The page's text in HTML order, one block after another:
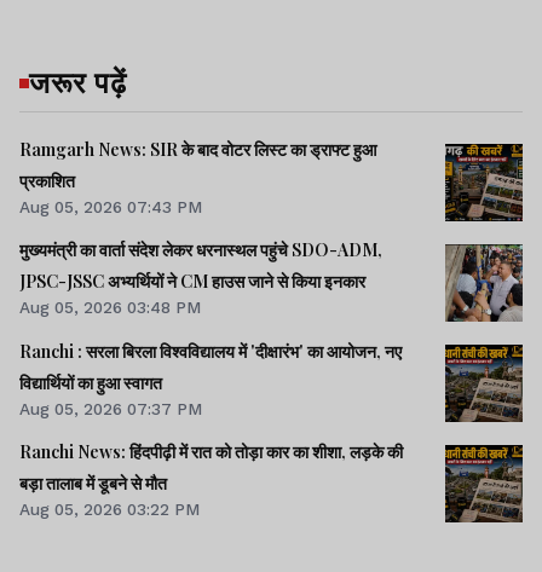
जरूर पढ़ें
Ramgarh News: SIR के बाद वोटर लिस्ट का ड्राफ्ट हुआ
प्रकाशित
Aug 05, 2026 07:43 PM
मुख्यमंत्री का वार्ता संदेश लेकर धरनास्थल पहुंचे SDO-ADM,
JPSC-JSSC अभ्यर्थियों ने CM हाउस जाने से किया इनकार
Aug 05, 2026 03:48 PM
Ranchi : सरला बिरला विश्वविद्यालय में 'दीक्षारंभ' का आयोजन, नए
विद्यार्थियों का हुआ स्वागत
Aug 05, 2026 07:37 PM
Ranchi News: हिंदपीढ़ी में रात को तोड़ा कार का शीशा, लड़के की
बड़ा तालाब में डूबने से मौत
Aug 05, 2026 03:22 PM